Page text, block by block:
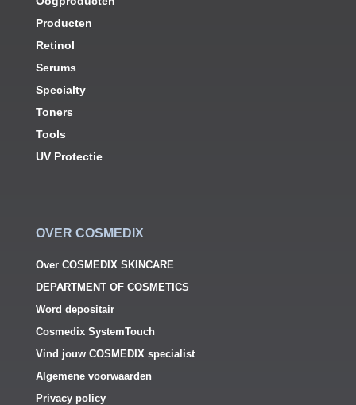
Producten
Retinol
Serums
Specialty
Toners
Tools
UV Protectie
OVER COSMEDIX
Over COSMEDIX SKINCARE
DEPARTMENT OF COSMETICS
Word depositair
Cosmedix SystemTouch
Vind jouw COSMEDIX specialist
Algemene voorwaarden
Privacy policy